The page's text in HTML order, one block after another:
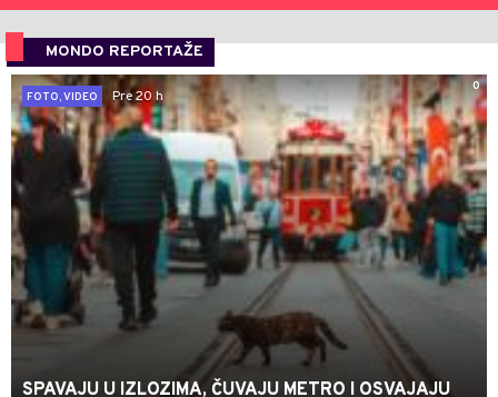
MONDO REPORTAŽE
0
FOTO, VIDEO
Pre 20 h
SPAVAJU U IZLOZIMA, ČUVAJU METRO I OSVAJAJU